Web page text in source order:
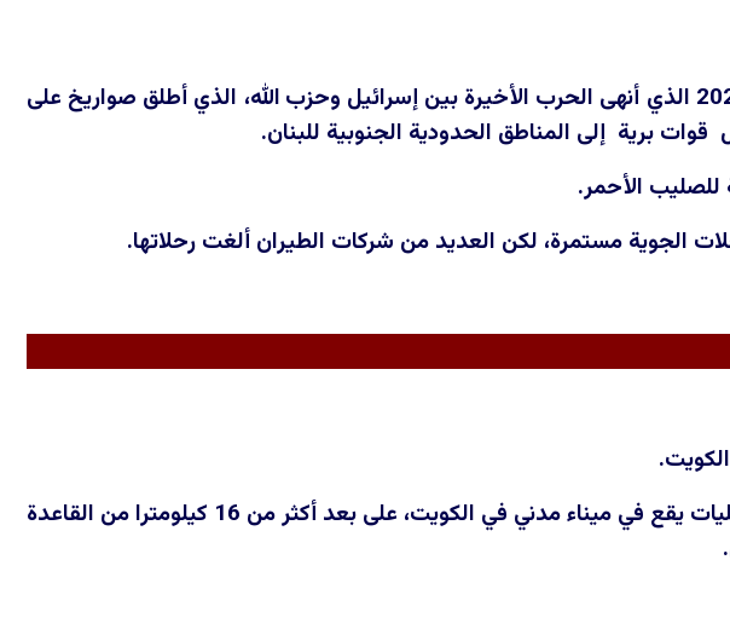
كانت الضربات في لبنان الأعنف منذ وقف إطلاق النار عام 2024 الذي أنهى الحرب الأخيرة بين إسرائيل وحزب الله، الذي أطلق صواريخ على
برية إلى المناطق الحدودية الجنوبية للبنان.
للصليب الأحمر.
الجوية مستمرة، لكن العديد من شركات الطيران ألغت رحلاتها.
حوادث إصابات كبيرة: قتل ستة جنود أمريكيين في مركز عمليات يقع في ميناء مدني في الكويت، على بعد أكثر من 16 كيلومترا من القاعدة